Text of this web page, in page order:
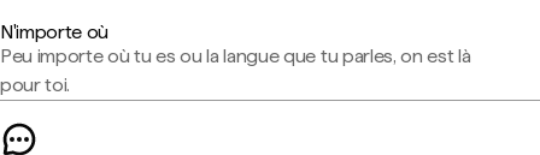
N'importe où
Peu importe où tu es ou la langue que tu parles, on est là
pour toi.